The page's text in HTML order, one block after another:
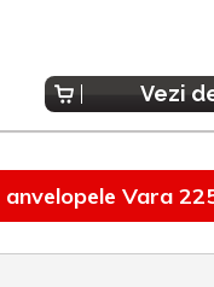
Vezi
Vara